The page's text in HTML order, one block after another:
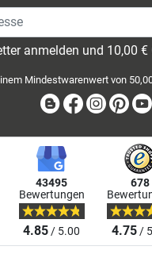
anmelden und 10,00
Mindestwarenwert von
BlogFacebook
43495
Bewertungen
4.85/ 5.00
678
4.75/